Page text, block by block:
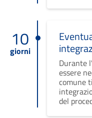
10
giorni
Durante
essere
comune
del